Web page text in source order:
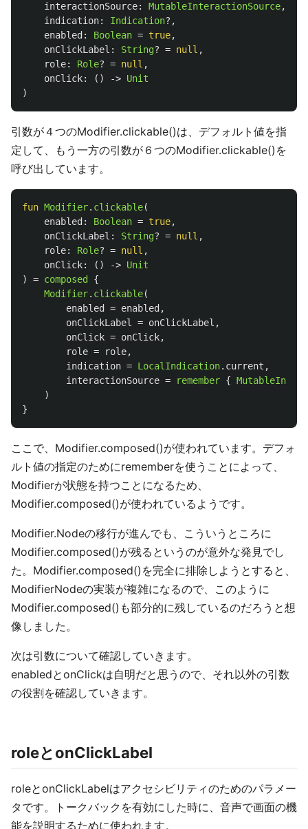
interactionSource: MutableInteractionSource,
indication: Indication?,
enabled : Boolean = true,
onClickLabel : String? = null ,
role: Role? = null ,
onClick: () -> Unit
)
引数が４つのModifier.clickable()は、デフォルト値を指
定して、もう一方の引数が６つのModifier.clickable()を
呼び出しています。
fun Modifier. clickable(
enabled : Boolean = true,
onClickLabel : String? = null ,
role: Role? = null ,
onClick: () -> Unit
)
= composed
{
Modifier. clickable(
enabled
= enabled ,
onClickLabel
= onClickLabel ,
onClick = onClick,
role = role,
indication = LocalIndication. current ,
interactionSource = remember {
)
}
ここで、Modifier.composed()が使われています。デフォ
ルト値の指定のためにrememberを使うことによって、
Modifierが状態を持つことになるため、
Modifier.composed()が使われているようです。
Modifier.Nodeの移行が進んでも、こういうところに
Modifier.composed()が残るというのが意外な発見でし
た。Modifier.composed()を完全に排除しようとすると、
ModifierNodeの実装が複雑になるので、このように
Modifier.composed()も部分的に残しているのだろうと想
像しました。
次は引数について確認していきます。
enabledとonClickは自明だと思うので、それ以外の引数
の役割を確認していきます。
roleとonClickLabel
roleとonClickLabelはアクセシビリティのためのパラメー
タです。トークバックを有効にした時に、音声で画面の機
能を説明するために使われます。